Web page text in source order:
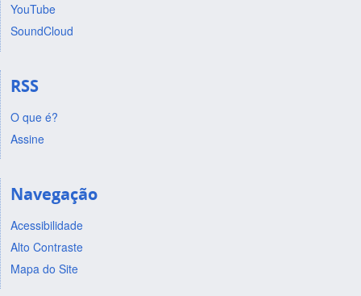
YouTube
SoundCloud
RSS
O que é?
Assine
Navegação
Acessibilidade
Alto Contraste
Mapa do Site